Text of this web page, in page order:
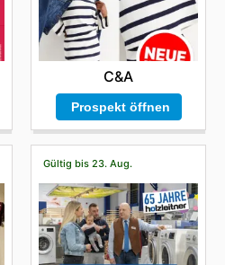
C&A
Prospekt öffnen
Gültig bis 23. Aug.